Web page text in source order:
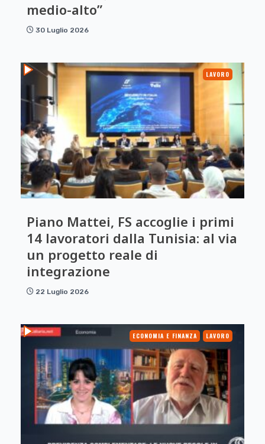
medio-alto”
30 Luglio 2026
LAVORO
Piano Mattei, FS accoglie i primi
14 lavoratori dalla Tunisia: al via
un progetto reale di
integrazione
22 Luglio 2026
ECONOMIA E FINANZA LAVORO